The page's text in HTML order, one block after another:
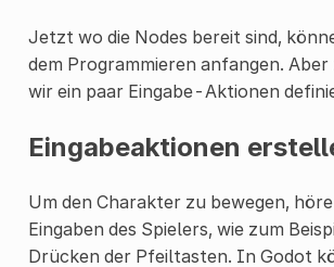
Jetzt wo die Nodes bereit sind,
dem Programmieren anfangen.
wir ein paar Eingabe-Aktionen
Eingabeaktionen
Um den Charakter zu bewegen,
Eingaben des Spielers, wie zum
Drücken der Pfeiltasten. In Godot